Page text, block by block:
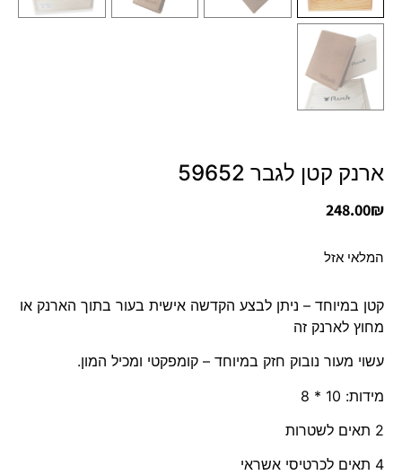
ארנק קטן לגבר 59652
248.00₪
המלאי אזל
קטן במיוחד – ניתן לבצע הקדשה אישית בעור בתוך הארנק או
מחוץ לארנק זה
עשוי מעור נובוק חזק במיוחד – קומפקטי ומכיל המון.
מידות: 10 * 8
2 תאים לשטרות
4 תאים לכרטיסי אשראי